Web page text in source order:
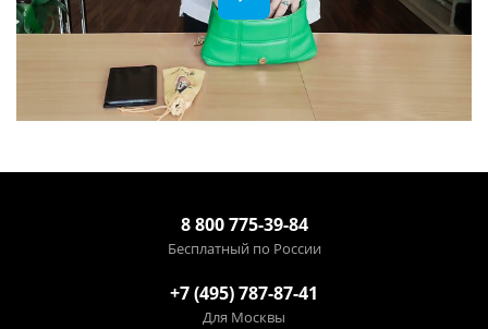
8 800 775-39-84
Бесплатный по России
+7 (495) 787-87-41
Для Москвы